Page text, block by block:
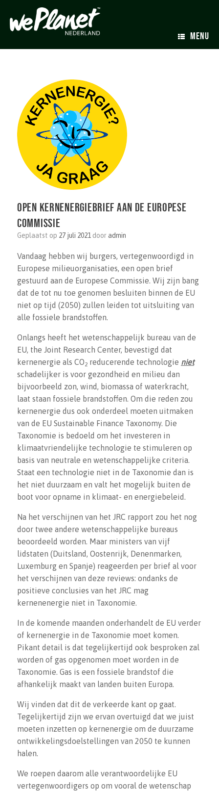
MENU
Open Kernenergiebrief aan de Europese
Commissie
Geplaatst op 27 juli 2021 door admin
Vandaag hebben wij burgers, vertegenwoordigd in
Europese milieuorganisaties, een open brief
gestuurd aan de Europese Commissie. Wij zijn bang
dat de tot nu toe genomen besluiten binnen de EU
niet op tijd (2050) zullen leiden tot uitsluiting van
alle fossiele brandstoffen.
Onlangs heeft het wetenschappelijk bureau van de
EU, the Joint Research Center, bevestigd dat
kernenergie als CO2 reducerende technologie niet
schadelijker is voor gezondheid en milieu dan
bijvoorbeeld zon, wind, biomassa of waterkracht,
laat staan fossiele brandstoffen. Om die reden zou
kernenergie dus ook onderdeel moeten uitmaken
van de EU Sustainable Finance Taxonomy. Die
Taxonomie is bedoeld om het investeren in
klimaatvriendelijke technologie te stimuleren op
basis van neutrale en wetenschappelijke criteria.
Staat een technologie niet in de Taxonomie dan is
het niet duurzaam en valt het mogelijk buiten de
boot voor opname in klimaat- en energiebeleid.
Na het verschijnen van het JRC rapport zou het nog
door twee andere wetenschappelijke bureaus
beoordeeld worden. Maar ministers van vijf
lidstaten (Duitsland, Oostenrijk, Denenmarken,
Luxemburg en Spanje) reageerden per brief al voor
het verschijnen van deze reviews: ondanks de
positieve conclusies van het JRC mag
kernenenergie niet in Taxonomie.
In de komende maanden onderhandelt de EU verder
of kernenergie in de Taxonomie moet komen.
Pikant detail is dat tegelijkertijd ook besproken zal
worden of gas opgenomen moet worden in de
Taxonomie. Gas is een fossiele brandstof die
afhankelijk maakt van landen buiten Europa.
Wij vinden dat dit de verkeerde kant op gaat.
Tegelijkertijd zijn we ervan overtuigd dat we juist
moeten inzetten op kernenergie om de duurzame
ontwikkelingsdoelstellingen van 2050 te kunnen
halen.
We roepen daarom alle verantwoordelijke EU
vertegenwoordigers op om vooral de wetenschap